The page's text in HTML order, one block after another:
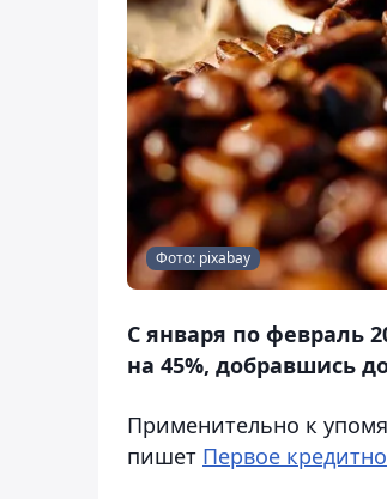
Фото: pixabay
С января по февраль
на 45%, добравшись
Применительно к
пишет Первое